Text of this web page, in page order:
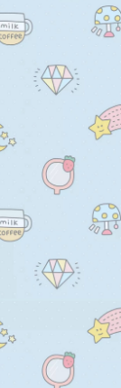
i) {